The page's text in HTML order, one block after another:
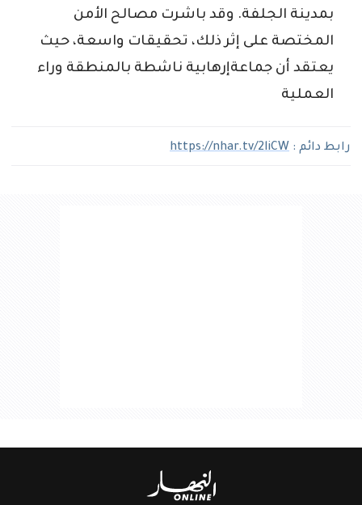
بمدينة الجلفة. وقد باشرت مصالح الأمن
المختصة على إثر ذلك، تحقيقات واسعة، حيث
يعتقد أن جماعةإرهابية ناشطة بالمنطقة وراء
العملية
رابط دائم : https://nhar.tv/2liCW